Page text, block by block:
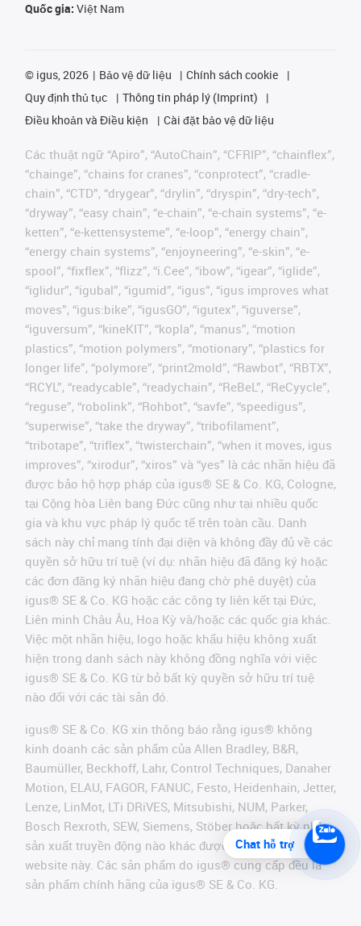
Quốc gia: Việt Nam
© igus, 2026 Bảo vệ dữ liệu
Chính sách cookie
Quy định thủ tục
Thông tin pháp lý (Imprint)
Điều khoản và Điều kiện
Cài đặt bảo vệ dữ liệu
Các thuật ngữ “Apiro”, “AutoChain”, “CFRIP”, “chainflex”,
“chainge”, “chains for cranes”, “conprotect”, “cradle-
chain”, “CTD”, “drygear”, “drylin”, “dryspin”, “dry-tech”,
“dryway”, “easy chain”, “e-chain”, “e-chain systems”, “e-
ketten”, “e-kettensysteme”, “e-loop”, “energy chain”,
“energy chain systems”, “enjoyneering”, “e-skin”, “e-
spool”, “fixflex”, “flizz”, “i.Cee”, “ibow”, “igear”, “iglide”,
“iglidur”, “igubal”, “igumid”, “igus”, “igus improves what
moves”, “igus:bike”, “igusGO”, “igutex”, “iguverse”,
“iguversum”, “kineKIT”, “kopla”, “manus”, “motion
plastics”, “motion polymers”, “motionary”, “plastics for
longer life”, “polymore”, “print2mold”, “Rawbot”, “RBTX”,
“RCYL”, “readycable”, “readychain”, “ReBeL”, “ReCyycle”,
“reguse”, “robolink”, “Rohbot”, “savfe”, “speedigus”,
“superwise”, “take the dryway”, “tribofilament”,
“tribotape”, “triflex”, “twisterchain”, “when it moves, igus
improves”, “xirodur”, “xiros” và “yes” là các nhãn hiệu đã
được bảo hộ hợp pháp của igus® SE & Co. KG, Cologne,
tại Cộng hòa Liên bang Đức cũng như tại nhiều quốc
gia và khu vực pháp lý quốc tế trên toàn cầu. Danh
sách này chỉ mang tính đại diện và không đầy đủ về các
quyền sở hữu trí tuệ (ví dụ: nhãn hiệu đã đăng ký hoặc
các đơn đăng ký nhãn hiệu đang chờ phê duyệt) của
igus® SE & Co. KG hoặc các công ty liên kết tại Đức,
Liên minh Châu Âu, Hoa Kỳ và/hoặc các quốc gia khác.
Việc một nhãn hiệu, logo hoặc khẩu hiệu không xuất
hiện trong danh sách này không đồng nghĩa với việc
igus® SE & Co. KG từ bỏ bất kỳ quyền sở hữu trí tuệ
nào đối với các tài sản đó.
igus® SE & Co. KG xin thông báo rằng igus® không
kinh doanh các sản phẩm của Allen Bradley, B&R,
Baumüller, Beckhoff, Lahr, Control Techniques, Danaher
Motion, ELAU, FAGOR, FANUC, Festo, Heidenhain, Jetter,
Lenze, LinMot, LTi DRiVES, Mitsubishi, NUM, Parker,
Bosch Rexroth, SEW, Siemens, Stöber hoặc bất kỳ nhà
sản xuất truyền động nào khác được đề cập trên
website này. Các sản phẩm do igus® cung cấp đều là
sản phẩm chính hãng của igus® SE & Co. KG.
Chat hỗ trợ